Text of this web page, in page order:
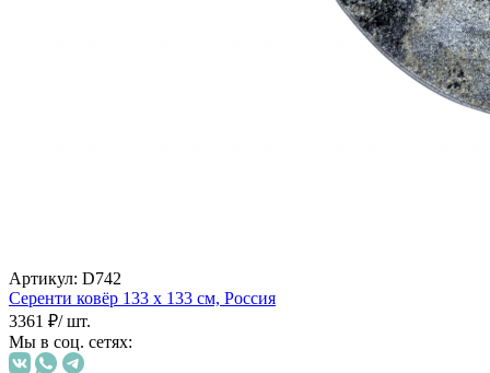
₽
Артикул: D742
Серенти ковёр 133 х 133 см, Россия
3361 ₽/ шт.
Мы в соц. сетях: